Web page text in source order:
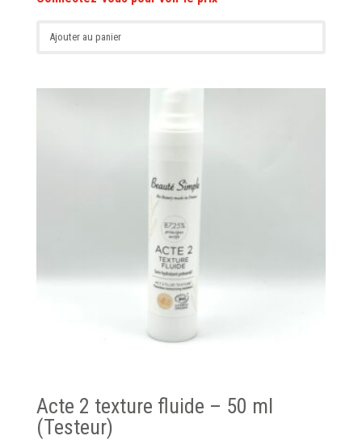
Ajouter au panier
Acte 2 texture fluide – 50 ml
(Testeur)